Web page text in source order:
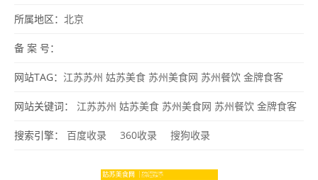
所属地区： 北京
备 案 号：
网站TAG： 江苏苏州 姑苏美食 苏州美食网 苏州餐饮 金牌食客
卡 电子优惠券 外卖 商家黄页 大众点评 博客 休闲娱乐 姑苏生活论
坛 特色土特产 生活时尚 http://w
网站关键词： 江苏苏州 姑苏美食 苏州美食网 苏州餐饮 金牌食客
卡
搜索引擎： 百度收录 360收录 搜狗收录